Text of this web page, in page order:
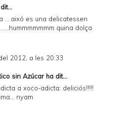
....aixó es una delicatessen
quina dolça
2012, a les 20:33
sin Azúcar ha dit...
a xoco-adicta: deliciós!!!!!
nyam